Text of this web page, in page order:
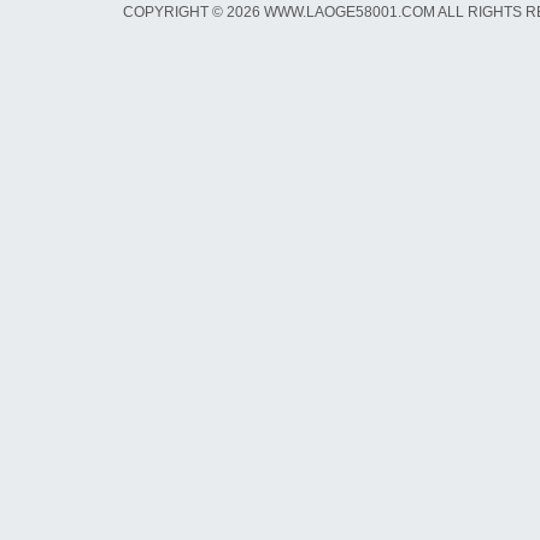
COPYRIGHT © 2026 WWW.LAOGE58001.COM ALL RIGHTS